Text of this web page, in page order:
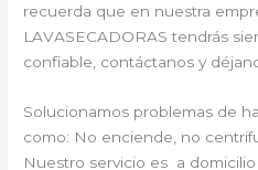
recuerda que en nuestra
LAVASECADORAS tendrás
confiable, contáctanos y
Solucionamos problemas de
como: No enciende, no
Nuestro servicio es a